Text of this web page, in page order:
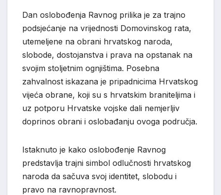
Dan oslobođenja Ravnog prilika je za trajno
podsjećanje na vrijednosti Domovinskog rata,
utemeljene na obrani hrvatskog naroda,
slobode, dostojanstva i prava na opstanak na
svojim stoljetnim ognjištima. Posebna
zahvalnost iskazana je pripadnicima Hrvatskog
vijeća obrane, koji su s hrvatskim braniteljima i
uz potporu Hrvatske vojske dali nemjerljiv
doprinos obrani i oslobađanju ovoga područja.
Istaknuto je kako oslobođenje Ravnog
predstavlja trajni simbol odlučnosti hrvatskog
naroda da sačuva svoj identitet, slobodu i
pravo na ravnopravnost.